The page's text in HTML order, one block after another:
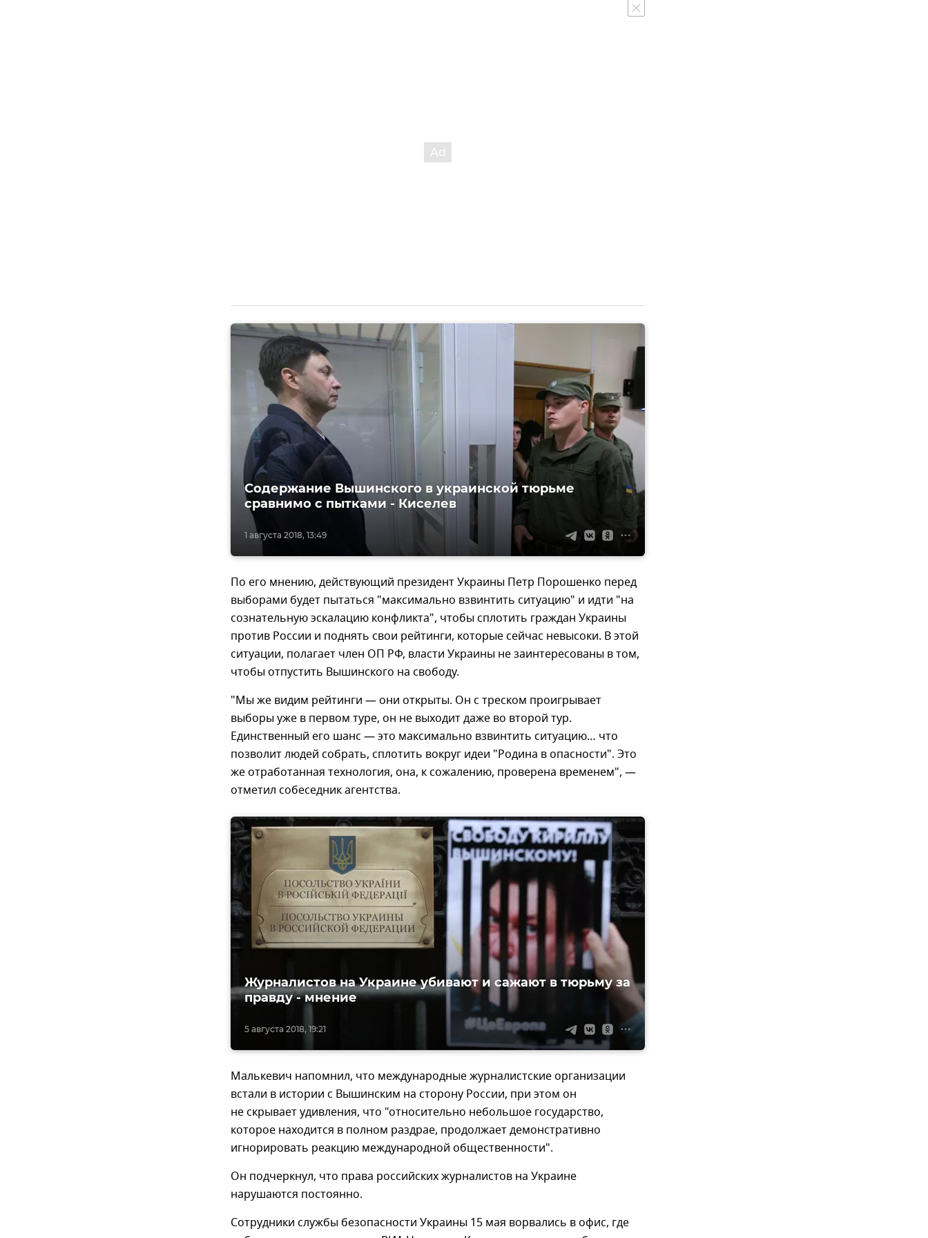
1 августа 2018, 13:49
Содержание Вышинского в украинской тюрьме
сравнимо с пытками - Киселев
По его мнению, действующий президент Украины Петр Порошенко перед
выборами будет пытаться "максимально взвинтить ситуацию" и идти "на
сознательную эскалацию конфликта", чтобы сплотить граждан Украины
против России и поднять свои рейтинги, которые сейчас невысоки. В этой
ситуации, полагает член ОП РФ, власти Украины не заинтересованы в том,
чтобы отпустить Вышинского на свободу.
"Мы же видим рейтинги — они открыты. Он с треском проигрывает
выборы уже в первом туре, он не выходит даже во второй тур.
Единственный его шанс — это максимально взвинтить ситуацию… что
позволит людей собрать, сплотить вокруг идеи "Родина в опасности". Это
же отработанная технология, она, к сожалению, проверена временем", —
отметил собеседник агентства.
5 августа 2018, 19:21
Журналистов на Украине убивают и сажают в тюрьму за
правду - мнение
Малькевич напомнил, что международные журналистские организации
встали в истории с Вышинским на сторону России, при этом он
не скрывает удивления, что "относительно небольшое государство,
которое находится в полном раздрае, продолжает демонстративно
игнорировать реакцию международной общественности".
Он подчеркнул, что права российских журналистов на Украине
нарушаются постоянно.
Сотрудники службы безопасности Украины 15 мая ворвались в офис, где